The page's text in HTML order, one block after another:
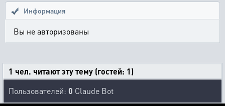
Информация
Вы не авторизованы
1 чел. читают эту тему (гостей: 1)
Пользователей: 0 Claude Bot